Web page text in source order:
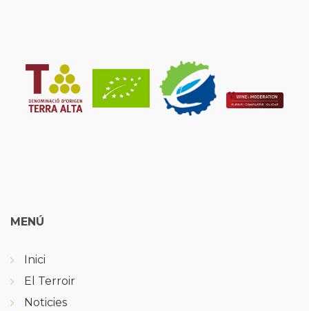
MENÚ
Inici
El Terroir
Noticies